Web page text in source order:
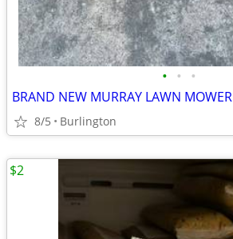
• • •
BRAND NEW MURRAY LAWN MOWER
8/5 Burlington
$2